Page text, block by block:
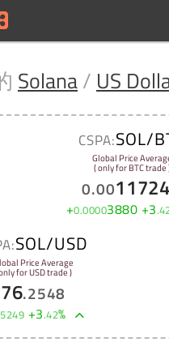
Solana/ US
CSPA:SOL/
Global Price
( only for BTC trade
0.00
+0.00003880 +3.
SOL/USD
Price Average
for USD trade )
76.2548
5249 +3.42%